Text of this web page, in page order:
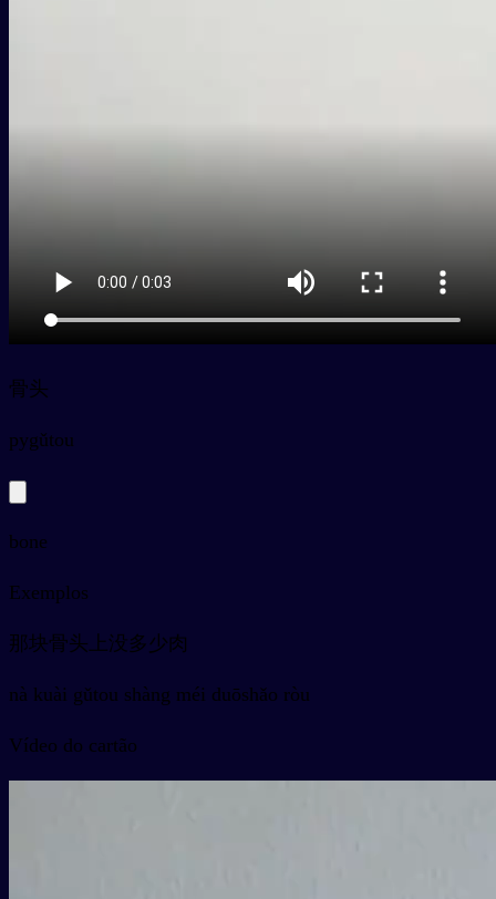
骨头
pygǔtou
bone
Exemplos
那块骨头上没多少肉
nà kuài gǔtou shàng méi duōshǎo ròu
Vídeo do cartão